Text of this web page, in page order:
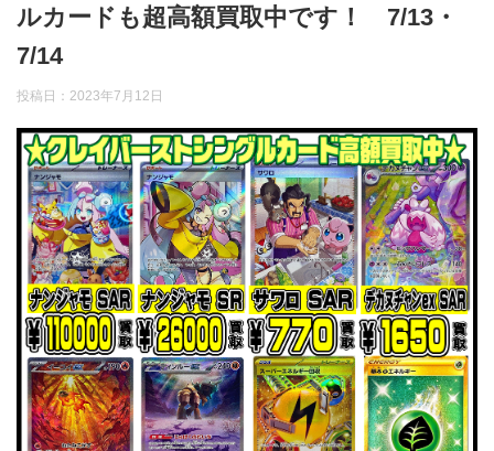
ルカードも超高額買取中です！ 7/13・
7/14
投稿日： 2023年7月12日